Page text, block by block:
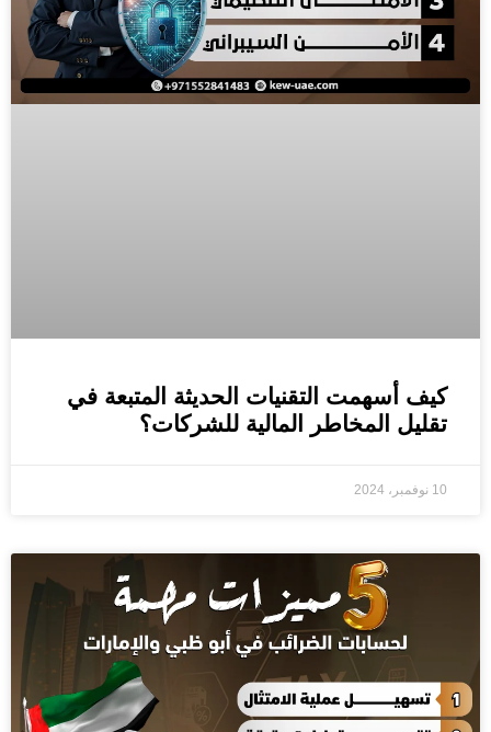
كيف أسهمت التقنيات الحديثة المتبعة في
تقليل المخاطر المالية للشركات؟
10 نوفمبر، 2024